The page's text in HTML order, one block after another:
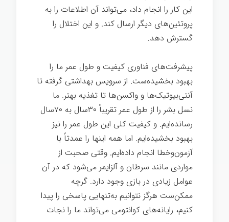
این کار را انجام داد، می‌تواند آن اطلاعات را به
پروتئین‌های دیگر ارسال کند. و این اختلال را
گسترش دهد.
پیشرفت‌های فناوری کیفیت و طول عمر ما را
بهبود بخشیده‌ست. از سرویس بهداشتی گرفته تا
آنتی‌بیوتیک‌ها و واکسن‌ها تا تغذیه بهتر. ما
نسل بشر را از طول عمر تقریباً ۳۰سال به ۷۰سال
رسانده‌ایم. و کیفیت کلی این طول عمر را نیز
بهبود بخشیده‌ایم. اما همه اینها را عمدتاً با
آزمون‌وخطا انجام داده‌ایم. وقتی صحبت از
مواردی مانند سرطان و آلزایمر می‌شود که در آن
عوامل زیادی در بازی وجود دارد. گرچه
ممکن‌ست هرگز نتوانیم به‌تنهایی پاسخی را پیدا
کنیم، رایانه‌های کوانتومی می‌تواند ما را نجات